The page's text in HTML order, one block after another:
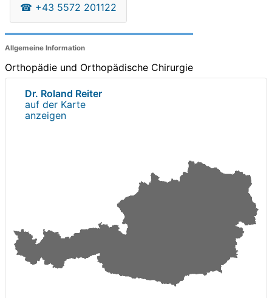
☎ +43 5572 201122
Allgemeine Information
Orthopädie und Orthopädische Chirurgie
Dr. Roland Reiter
auf der Karte
anzeigen